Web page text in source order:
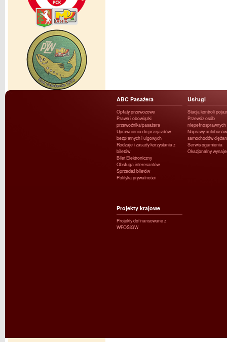
ABC Pasażera
Opłaty przewozowe
Prawa i obowiązki
przewoźnika/pasażera
Uprawnienia do przejazdów
bezpłatnych i ulgowych
Rodzaje i zasady korzystania z
biletów
Bilet Elektroniczny
Obsługa interesantów
Sprzedaż biletów
Polityka prywatności
Usługi
Stacja kontroli
Przewóz osób
niepełnosprawnych
Naprawy
samochodów
Serwis ogumienia
Okazjonalny
Projekty krajowe
Projekty dofinansowane z
WFOŚiGW